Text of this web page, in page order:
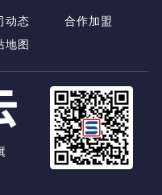
动态
合作加盟
地图